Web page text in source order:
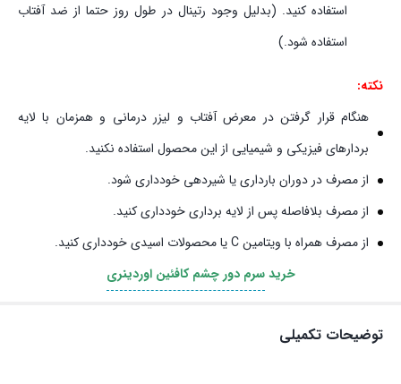
استفاده کنید. (بدلیل وجود رتینال در طول روز حتما از ضد آفتاب
استفاده شود.)
نکته:
هنگام قرار گرفتن در معرض آفتاب و لیزر درمانی و همزمان با لایه
بردارهای فیزیکی و شیمیایی از این محصول استفاده نکنید.
از مصرف در دوران بارداری یا شیردهی خودداری شود.
از مصرف بلافاصله پس از لایه برداری خودداری کنید.
از مصرف همراه با ویتامین C یا محصولات اسیدی خودداری کنید.
خریدسرم دور چشم کافئین اوردینری
توضیحات تکمیلی